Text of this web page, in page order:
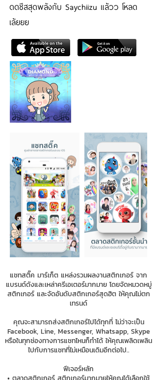
ดดชีสสุดพลังกับ Saychiizu แล้วว โหลด
เล้ยยย
แชทสติ๊ค มาร์เก็ต แหล่งรวมผลงานสติกเกอร์ จาก
แบรนด์ดังและเหล่าครีเอเตอร์มากมาย โดยจัดหมวดหมู่
สติกเกอร์ และจัดอันดับสติกเกอร์สุดฮิต ให้คุณไม่ตก
เทรนด์
คุณจะสามารถส่งสติกเกอร์ไปได้ทุกที่ ไม่ว่าจะเป็น
Facebook, Line, Messenger, Whatsapp, Skype
หรือในทุกช่องทางการแชทไหนก็ทำได้ ให้คุณเพลิดเพลิน
ไปกับการแชทที่ไม่เหมือนเดิมอีกต่อไป..
ฟีเจอร์หลัก